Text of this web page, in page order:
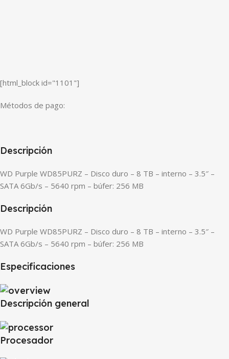
[html_block id="1101"]
Métodos de pago:
Descripción
WD Purple WD85PURZ – Disco duro – 8 TB – interno – 3.5″ –
SATA 6Gb/s – 5640 rpm – búfer: 256 MB
Descripción
WD Purple WD85PURZ – Disco duro – 8 TB – interno – 3.5″ –
SATA 6Gb/s – 5640 rpm – búfer: 256 MB
Especificaciones
Descripción general
Procesador